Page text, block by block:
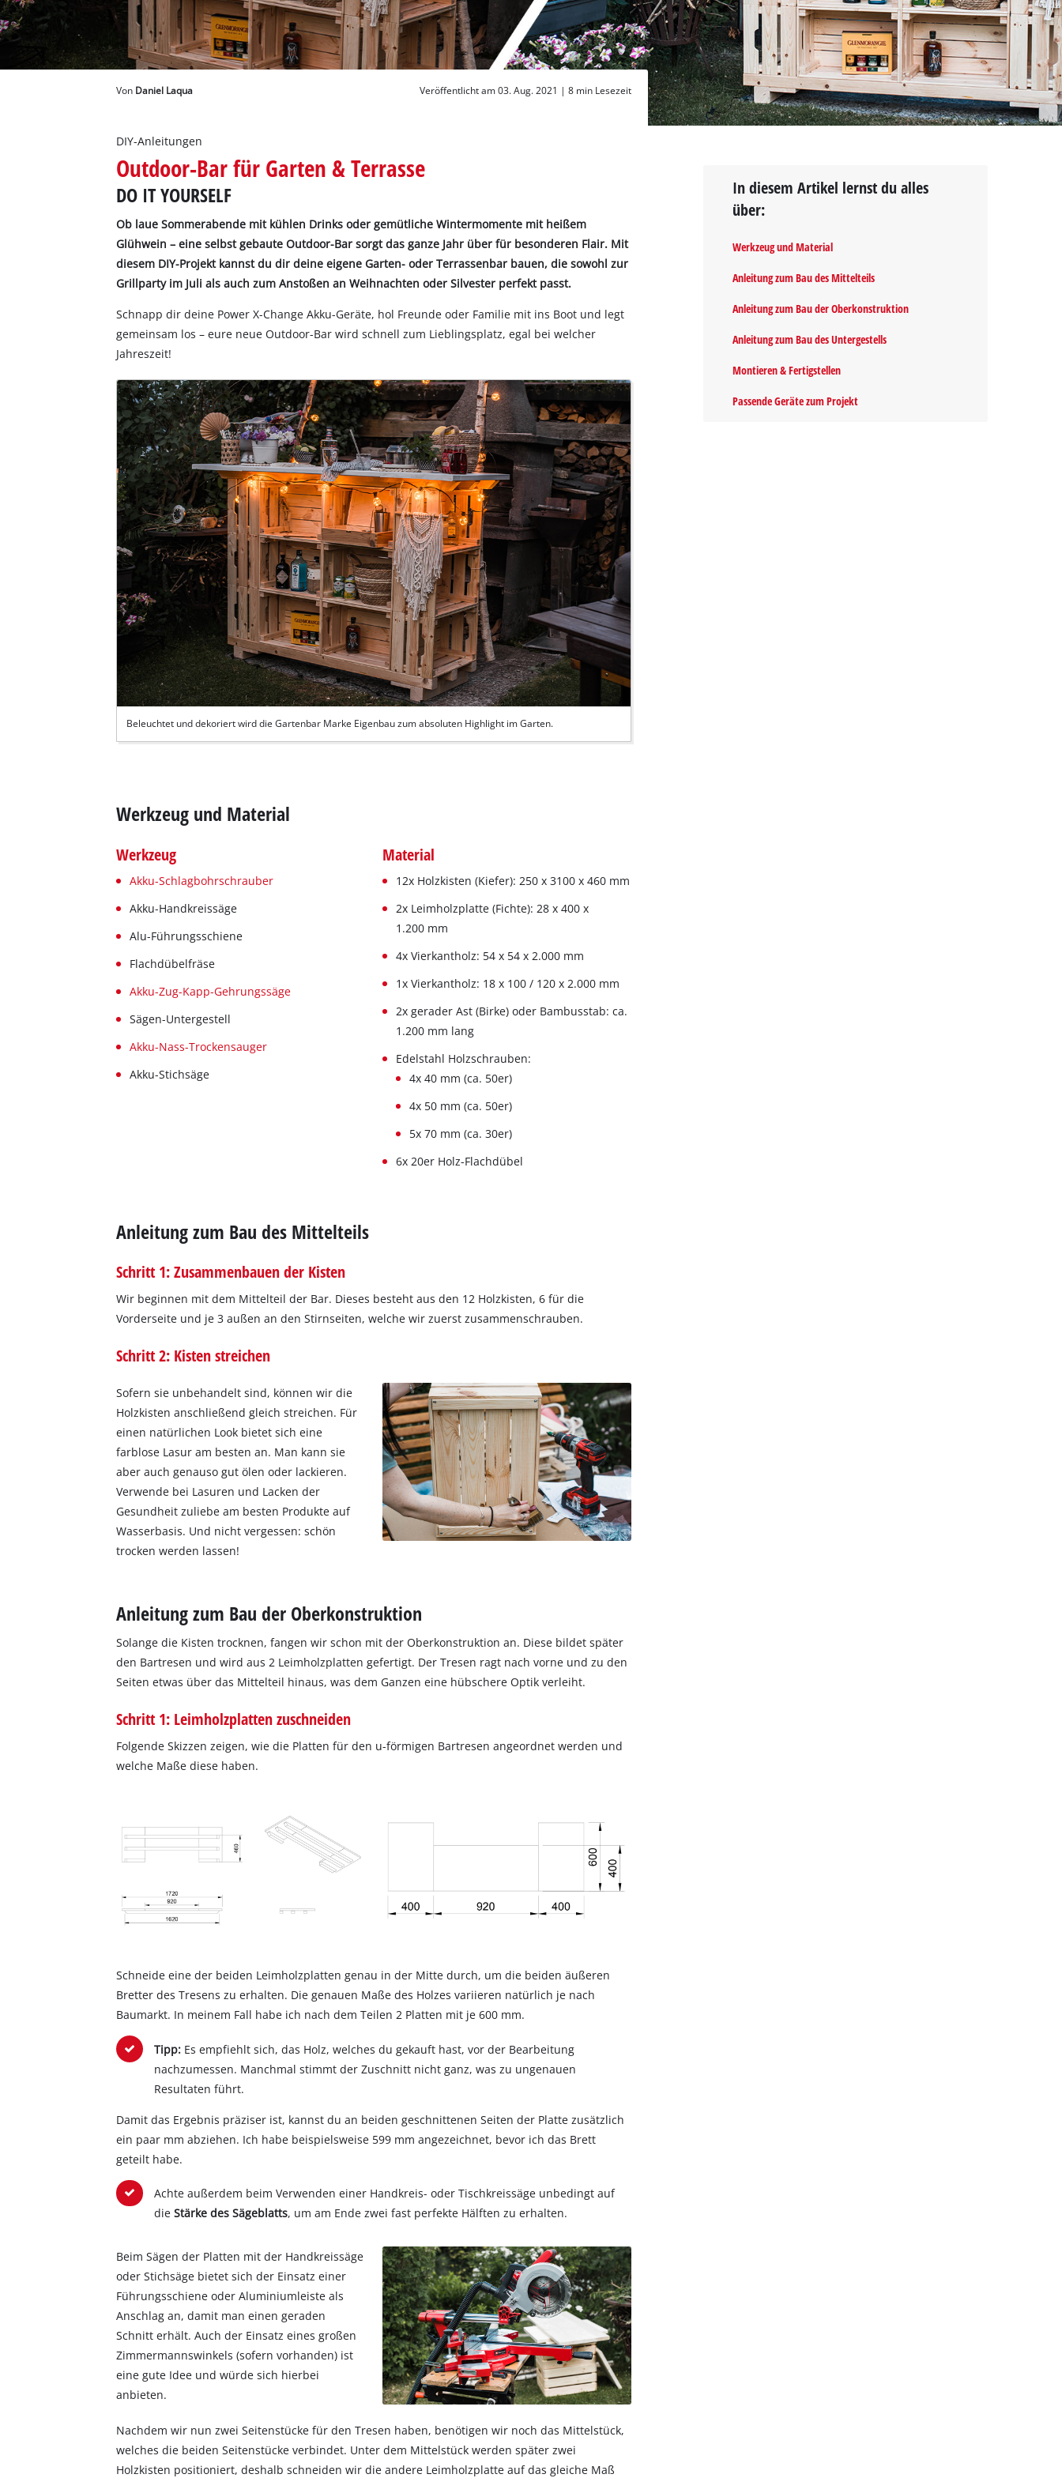
Deutsch
Deutsch
English
Von Daniel Laqua Veröffentlicht am 03. Aug. 2021 | 8 min Lesezeit
DIY-Anleitungen
Outdoor-Bar für Garten & Terrasse
DO IT YOURSELF
Ob laue Sommerabende mit kühlen Drinks oder gemütliche Wintermomente mit heißem
Glühwein – eine selbst gebaute Outdoor-Bar sorgt das ganze Jahr über für besonderen Flair. Mit
diesem DIY-Projekt kannst du dir deine eigene Garten- oder Terrassenbar bauen, die sowohl zur
Grillparty im Juli als auch zum Anstoßen an Weihnachten oder Silvester perfekt passt.
Schnapp dir deine Power X-Change Akku-Geräte, hol Freunde oder Familie mit ins Boot und legt
gemeinsam los – eure neue Outdoor-Bar wird schnell zum Lieblingsplatz, egal bei welcher
Jahreszeit!
Beleuchtet und dekoriert wird die Gartenbar Marke Eigenbau zum absoluten Highlight im Garten.
Werkzeug und Material
Werkzeug
Akku-Schlagbohrschrauber
Akku-Handkreissäge
Alu-Führungsschiene
Flachdübelfräse
Akku-Zug-Kapp-Gehrungssäge
Sägen-Untergestell
Akku-Nass-Trockensauger
Akku-Stichsäge
Material
12x Holzkisten (Kiefer): 250 x 3100 x 460 mm
2x Leimholzplatte (Fichte): 28 x 400 x
1.200 mm
4x Vierkantholz: 54 x 54 x 2.000 mm
1x Vierkantholz: 18 x 100 / 120 x 2.000 mm
2x gerader Ast (Birke) oder Bambusstab: ca.
1.200 mm lang
Edelstahl Holzschrauben:
4x 40 mm (ca. 50er)
4x 50 mm (ca. 50er)
5x 70 mm (ca. 30er)
6x 20er Holz-Flachdübel
Anleitung zum Bau des Mittelteils
Schritt 1: Zusammenbauen der Kisten
Wir beginnen mit dem Mittelteil der Bar. Dieses besteht aus den 12 Holzkisten, 6 für die
Vorderseite und je 3 außen an den Stirnseiten, welche wir zuerst zusammenschrauben.
Schritt 2: Kisten streichen
Sofern sie unbehandelt sind, können wir die
Holzkisten anschließend gleich streichen. Für
einen natürlichen Look bietet sich eine
farblose Lasur am besten an. Man kann sie
aber auch genauso gut ölen oder lackieren.
Verwende bei Lasuren und Lacken der
Gesundheit zuliebe am besten Produkte auf
Wasserbasis. Und nicht vergessen: schön
trocken werden lassen!
Anleitung zum Bau der Oberkonstruktion
Solange die Kisten trocknen, fangen wir schon mit der Oberkonstruktion an. Diese bildet später
den Bartresen und wird aus 2 Leimholzplatten gefertigt. Der Tresen ragt nach vorne und zu den
Seiten etwas über das Mittelteil hinaus, was dem Ganzen eine hübschere Optik verleiht.
Schritt 1: Leimholzplatten zuschneiden
Folgende Skizzen zeigen, wie die Platten für den u-förmigen Bartresen angeordnet werden und
welche Maße diese haben.
Schneide eine der beiden Leimholzplatten genau in der Mitte durch, um die beiden äußeren
Bretter des Tresens zu erhalten. Die genauen Maße des Holzes variieren natürlich je nach
Baumarkt. In meinem Fall habe ich nach dem Teilen 2 Platten mit je 600 mm.
Tipp: Es empfiehlt sich, das Holz, welches du gekauft hast, vor der Bearbeitung
nachzumessen. Manchmal stimmt der Zuschnitt nicht ganz, was zu ungenauen
Resultaten führt.
Damit das Ergebnis präziser ist, kannst du an beiden geschnittenen Seiten der Platte zusätzlich
ein paar mm abziehen. Ich habe beispielsweise 599 mm angezeichnet, bevor ich das Brett
geteilt habe.
Achte außerdem beim Verwenden einer Handkreis- oder Tischkreissäge unbedingt auf
die Stärke des Sägeblatts, um am Ende zwei fast perfekte Hälften zu erhalten.
Beim Sägen der Platten mit der Handkreissäge
oder Stichsäge bietet sich der Einsatz einer
Führungsschiene oder Aluminiumleiste als
Anschlag an, damit man einen geraden
Schnitt erhält. Auch der Einsatz eines großen
Zimmermannswinkels (sofern vorhanden) ist
eine gute Idee und würde sich hierbei
anbieten.
Nachdem wir nun zwei Seitenstücke für den Tresen haben, benötigen wir noch das Mittelstück,
welches die beiden Seitenstücke verbindet. Unter dem Mittelstück werden später zwei
Holzkisten positioniert, deshalb schneiden wir die andere Leimholzplatte auf das gleiche Maß
In diesem Artikel lernst du alles
über:
Werkzeug und Material
Anleitung zum Bau des Mittelteils
Anleitung zum Bau der Oberkonstruktion
Anleitung zum Bau des Untergestells
Montieren & Fertigstellen
Passende Geräte zum Projekt